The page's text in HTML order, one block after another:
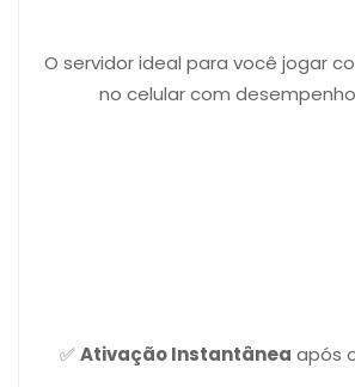
O servidor ideal para você jogar
no celular com
✅Ativação Instantânea após